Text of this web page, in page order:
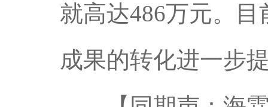
就高达486万元。
成果的转化进一步